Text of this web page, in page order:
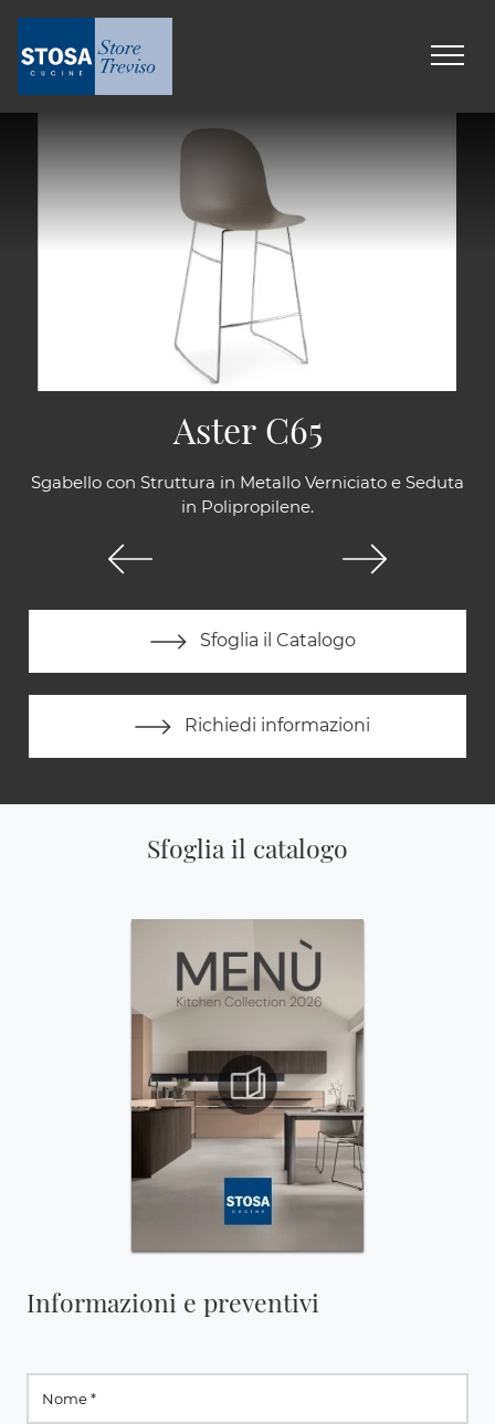
Sgabello con Struttura in Metallo Verniciato e Seduta
in Polipropilene.
Sfoglia il Catalogo
Richiedi informazioni
Aster C65
Sfoglia il catalogo
Informazioni e preventivi